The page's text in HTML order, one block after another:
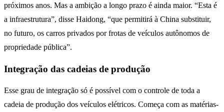
próximos anos. Mas a ambição a longo prazo é ainda maior. “Esta é
a infraestrutura”, disse Haidong, “que permitirá à China substituir,
no futuro, os carros privados por frotas de veículos autônomos de
propriedade pública”.
Integração das cadeias de produção
Esse grau de integração só é possível com o controle de toda a
cadeia de produção dos veículos elétricos. Começa com as matérias-